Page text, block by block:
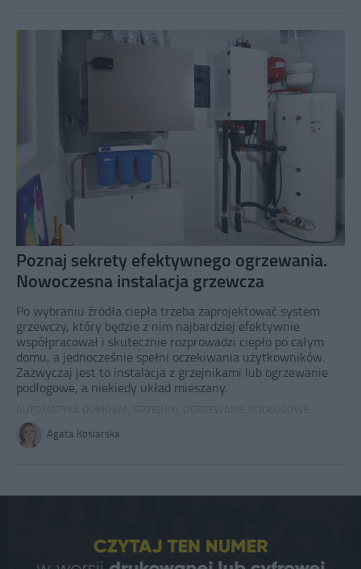
Poznaj sekrety efektywnego ogrzewania.
Nowoczesna instalacja grzewcza
Po wybraniu źródła ciepła trzeba zaprojektować system
grzewczy, który będzie z nim najbardziej efektywnie
współpracował i skutecznie rozprowadzi ciepło po całym
domu, a jednocześnie spełni oczekiwania użytkowników.
Zazwyczaj jest to instalacja z grzejnikami lub ogrzewanie
podłogowe, a niekiedy układ mieszany.
Agata Kosiarska